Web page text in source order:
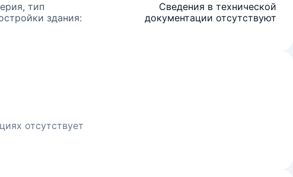
тип
здания:
Сведения в технической
документации отсутствуют
отсутствует